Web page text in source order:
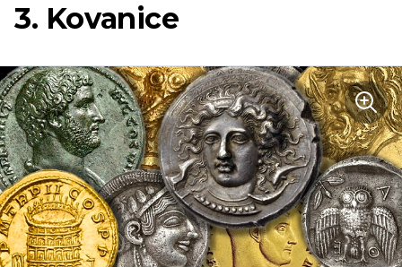
3. Kovanice